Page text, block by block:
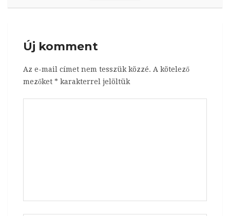
Új komment
Az e-mail címet nem tesszük közzé. A kötelező
mezőket * karakterrel jelöltük